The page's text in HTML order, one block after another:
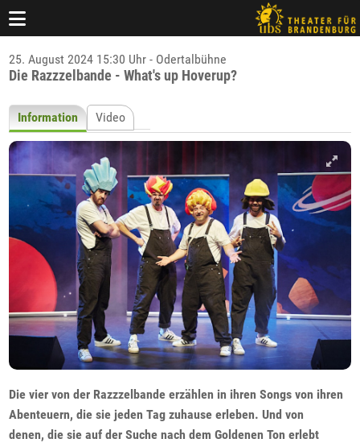
25. August 2024 15:30 Uhr - Odertalbühne
Die Razzzelbande - What's up Hoverup?
Information Video
Die vier von der Razzzelbande erzählen in ihren Songs von ihren
Abenteuern, die sie jeden Tag zuhause erleben. Und von
denen, die sie auf der Suche nach dem Goldenen Ton erlebt